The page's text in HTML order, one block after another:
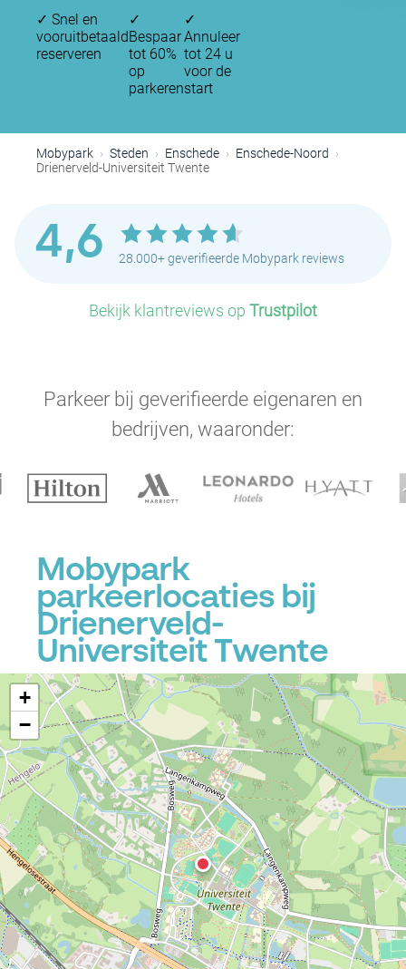
✓ Snel en
vooruitbetaald
reserveren
✓
Bespaar
tot 60%
op
parkeren
✓
Annuleer
tot 24 u
voor de
start
Mobypark Steden Enschede
Enschede-Noord
Drienerveld-Universiteit Twente
4,6 28.000+ geverifieerde Mobypark reviews
Bekijk klantreviews op Trustpilot
Parkeer bij geverifieerde eigenaren en
bedrijven, waaronder:
Mobypark
parkeerlocaties bij
Drienerveld-
Universiteit Twente
+
−